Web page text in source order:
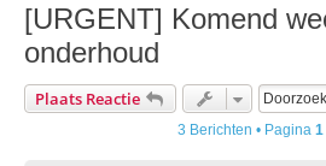
[URGENT] Komend
onderhoud
Plaats Reactie
3 Berichten • Pagina 1